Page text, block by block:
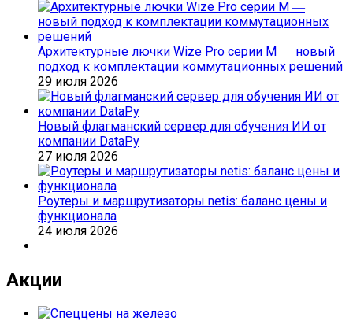
Архитектурные лючки Wize Pro серии M ― новый
подход к комплектации коммутационных решений
29 июля 2026
Новый флагманский сервер для обучения ИИ от
компании DataРу
27 июля 2026
Роутеры и маршрутизаторы netis: баланс цены и
функционала
24 июля 2026
Акции